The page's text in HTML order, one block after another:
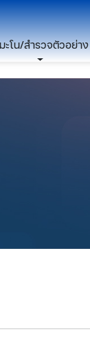
ะโน/สำรวจตัวอย่าง